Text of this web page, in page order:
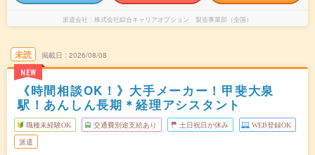
派遣会社 株式会社綜合キャリアオプション 製造事業部（全国）
未読
NEW
掲載日 2026/08/08
《時間相談OK！》大手メーカー！甲斐大泉
駅！あんしん長期＊経理アシスタント
職種未経験OK 交通費別途支給あり 土日祝日が休み WEB登録OK
派遣